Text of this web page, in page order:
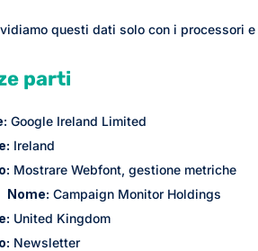
questi dati solo con i processori
parti
Google Ireland Limited
Ireland
Mostrare Webfont, gestione metriche
Nome: Campaign Monitor Holdings
United Kingdom
Newsletter